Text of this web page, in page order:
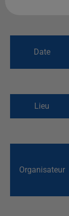
Date
Lieu
Organisateur